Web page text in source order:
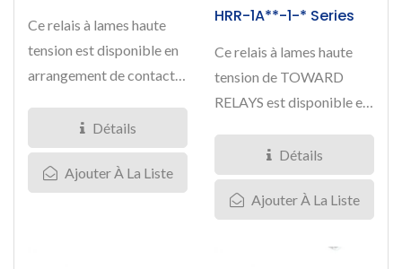
Ce relais à lames haute
tension est disponible en
arrangement de contact 1
Détails
Ajouter À La Liste
HRR-1A**-1-* Series
Ce relais à lames haute
tension de TOWARD
RELAYS est disponible en
Détails
Ajouter À La Liste